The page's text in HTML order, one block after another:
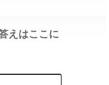
えはここに